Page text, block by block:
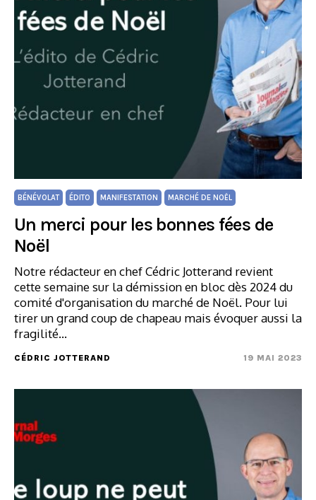
BÉNÉVOLAT ÉDITO MANIFESTATION MARCHÉ DE NOËL
Un merci pour les bonnes fées de
Noël
Notre rédacteur en chef Cédric Jotterand revient
cette semaine sur la démission en bloc dès 2024 du
comité d'organisation du marché de Noël. Pour lui
tirer un grand coup de chapeau mais évoquer aussi la
fragilité…
CÉDRIC JOTTERAND 19 MAI 2023